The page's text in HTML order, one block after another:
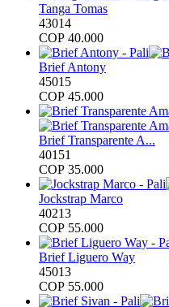
Tanga Tomas
43014
COP 40.000
Brief Antony
45015
COP 45.000
Brief Transparente A...
40151
COP 35.000
Jockstrap Marco
40213
COP 55.000
Brief Liguero Way
45013
COP 55.000